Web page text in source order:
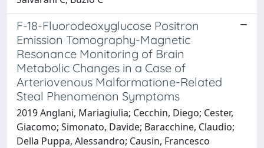
F-18-Fluorodeoxyglucose Positron
Emission Tomography-Magnetic
Resonance Monitoring of Brain
Metabolic Changes in a Case of
Arteriovenous Malformatione-Related
Steal Phenomenon Symptoms
2019 Anglani, Mariagiulia; Cecchin, Diego; Cester,
Giacomo; Simonato, Davide; Baracchine, Claudio;
Della Puppa, Alessandro; Causin, Francesco